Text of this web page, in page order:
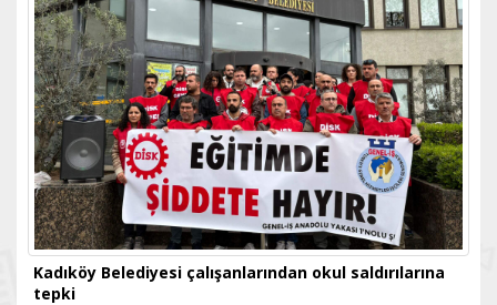
Kadıköy Belediyesi çalışanlarından okul saldırılarına
tepki